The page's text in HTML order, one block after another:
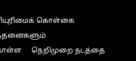
கொள்கை
நெறிமுறை நடத்தை